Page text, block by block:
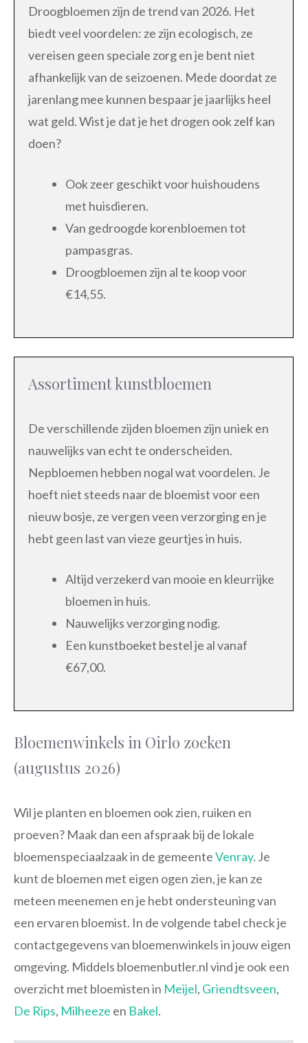
Droogbloemen zijn de trend van 2026. Het
biedt veel voordelen: ze zijn ecologisch, ze
vereisen geen speciale zorg en je bent niet
afhankelijk van de seizoenen. Mede doordat ze
jarenlang mee kunnen bespaar je jaarlijks heel
wat geld. Wist je dat je het drogen ook zelf kan
doen?
Ook zeer geschikt voor huishoudens
met huisdieren.
Van gedroogde korenbloemen tot
pampasgras.
Droogbloemen zijn al te koop voor
€14,55.
Assortiment kunstbloemen
De verschillende zijden bloemen zijn uniek en
nauwelijks van echt te onderscheiden.
Nepbloemen hebben nogal wat voordelen. Je
hoeft niet steeds naar de bloemist voor een
nieuw bosje, ze vergen veen verzorging en je
hebt geen last van vieze geurtjes in huis.
Altijd verzekerd van mooie en kleurrijke
bloemen in huis.
Nauwelijks verzorging nodig.
Een kunstboeket bestel je al vanaf
€67,00.
Bloemenwinkels in Oirlo zoeken
(augustus 2026)
Wil je planten en bloemen ook zien, ruiken en
proeven? Maak dan een afspraak bij de lokale
bloemenspeciaalzaak in de gemeenteVenray. Je
kunt de bloemen met eigen ogen zien, je kan ze
meteen meenemen en je hebt ondersteuning van
een ervaren bloemist. In de volgende tabel check je
contactgegevens van bloemenwinkels in jouw eigen
omgeving. Middels bloemenbutler.nl vind je ook een
overzicht met bloemisten in Meijel, Griendtsveen,
De Rips, Milheeze en Bakel.